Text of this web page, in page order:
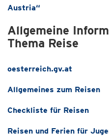
Austria“
Allgemeine
Thema Reise
oesterreich.gv.at
Allgemeines zum Reisen
Checkliste für Reisen
Reisen und Ferien für